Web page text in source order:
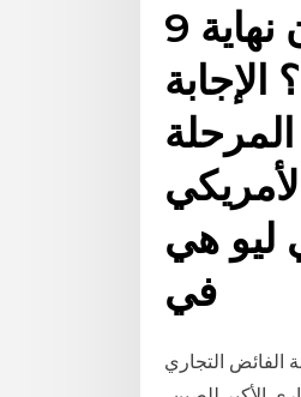
9 تشرين الثاني (نوفمبر) 2019 وكيف ستكون نهاية
الإجابة
ليو هي
في
الفائض التجاري